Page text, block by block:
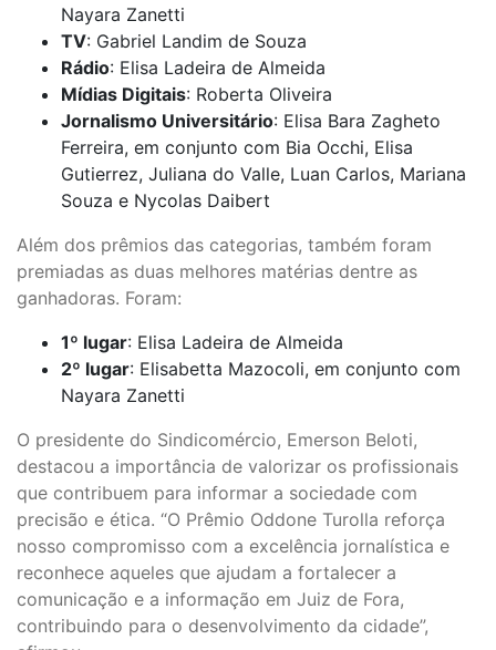
Nayara Zanetti
TV: Gabriel Landim de Souza
Rádio: Elisa Ladeira de Almeida
Mídias Digitais: Roberta Oliveira
Jornalismo Universitário: Elisa Bara Zagheto
Ferreira, em conjunto com Bia Occhi, Elisa
Gutierrez, Juliana do Valle, Luan Carlos, Mariana
Souza e Nycolas Daibert
Além dos prêmios das categorias, também foram
premiadas as duas melhores matérias dentre as
ganhadoras. Foram:
1º lugar: Elisa Ladeira de Almeida
2º lugar: Elisabetta Mazocoli, em conjunto com
Nayara Zanetti
O presidente do Sindicomércio, Emerson Beloti,
destacou a importância de valorizar os profissionais
que contribuem para informar a sociedade com
precisão e ética. “O Prêmio Oddone Turolla reforça
nosso compromisso com a excelência jornalística e
reconhece aqueles que ajudam a fortalecer a
comunicação e a informação em Juiz de Fora,
contribuindo para o desenvolvimento da cidade”,